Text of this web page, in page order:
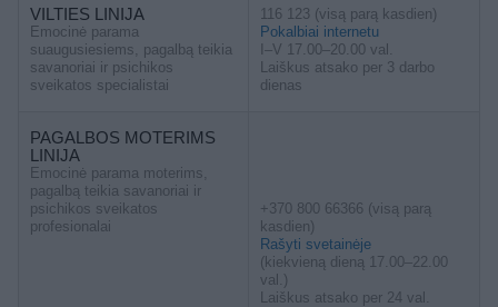
VILTIES LINIJA
Emocinė parama
suaugusiesiems, pagalbą teikia
savanoriai ir psichikos
sveikatos specialistai
116 123 (visą parą kasdien)
Pokalbiai internetu
I–V 17.00–20.00 val.
Laiškus atsako per 3 darbo
dienas
PAGALBOS MOTERIMS
LINIJA
Emocinė parama moterims,
pagalbą teikia savanoriai ir
psichikos sveikatos
profesionalai
+370 800 66366 (visą parą
kasdien)
Rašyti svetainėje
(kiekvieną dieną 17.00–22.00
val.)
Laiškus atsako per 24 val.